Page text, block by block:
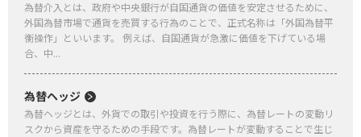
為替介入とは、政府や中央銀行が自国通貨の価値を安定させるために、
外国為替市場で通貨を売買する行為のことで、正式名称は「外国為替平
衡操作」といいます。 例えば、自国通貨が急激に価値を下げている場
合、中...
為替ヘッジ
為替ヘッジとは、外貨での取引や投資を行う際に、為替レートの変動リ
スクから資産を守るための手段です。為替レートが変動することで生じ